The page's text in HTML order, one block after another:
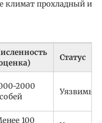
климат прохладный и
Статус
2000
Уязвимый
100